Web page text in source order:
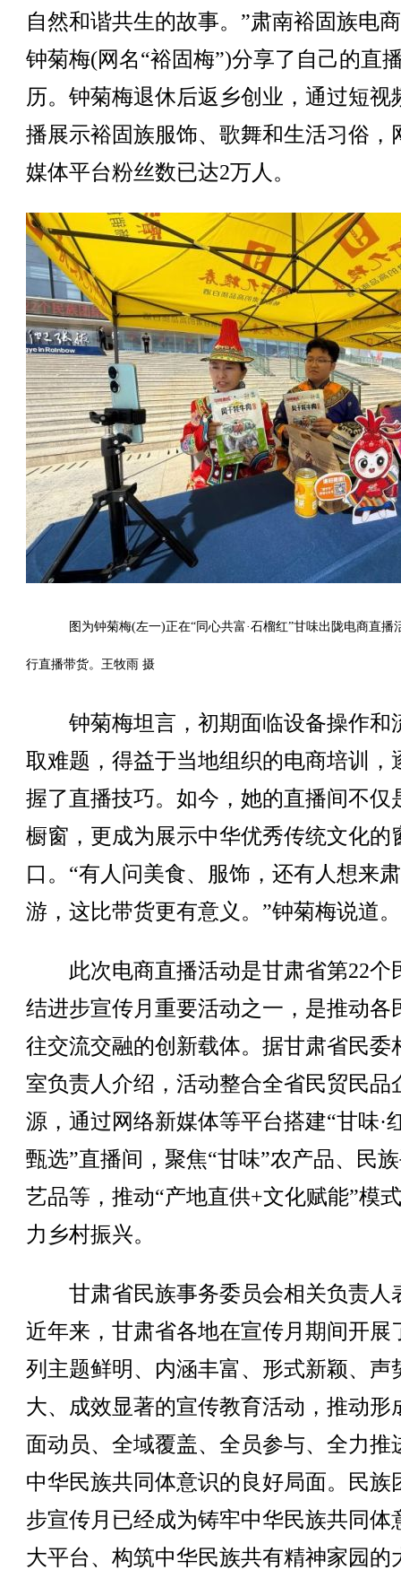
自然和谐共生的故事。”肃南裕固族电
钟菊梅(网名“裕固梅”)分享了自己的直
历。钟菊梅退休后返乡创业，通过短视
播展示裕固族服饰、歌舞和生活习俗，
媒体平台粉丝数已达2万人。
图为钟菊梅(左一)正在“同心共富·石榴红”甘味出陇电商直播
行直播带货。王牧雨 摄
钟菊梅坦言，初期面临设备操作和
取难题，得益于当地组织的电商培训，
握了直播技巧。如今，她的直播间不仅
橱窗，更成为展示中华优秀传统文化的
口。“有人问美食、服饰，还有人想来
游，这比带货更有意义。”钟菊梅说道。
此次电商直播活动是甘肃省第22个
结进步宣传月重要活动之一，是推动各
往交流交融的创新载体。据甘肃省民委
室负责人介绍，活动整合全省民贸民品
源，通过网络新媒体等平台搭建“甘味·
甄选”直播间，聚焦“甘味”农产品、民
艺品等，推动“产地直供+文化赋能”模
力乡村振兴。
甘肃省民族事务委员会相关负责人
近年来，甘肃省各地在宣传月期间开展
列主题鲜明、内涵丰富、形式新颖、声
大、成效显著的宣传教育活动，推动形
面动员、全域覆盖、全员参与、全力推
中华民族共同体意识的良好局面。民族
步宣传月已经成为铸牢中华民族共同体
大平台、构筑中华民族共有精神家园的